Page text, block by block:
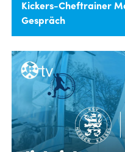
Kickers-Cheftrainer
Gespräch